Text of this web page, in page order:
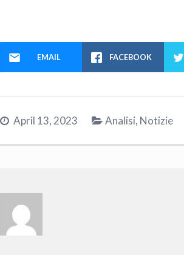
EMAIL FACEBOOK
April 13, 2023 Analisi, Notizie